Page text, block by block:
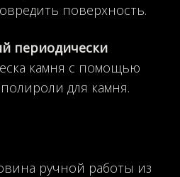
поверхность.
периодически
камня с помощью
для камня.
ручной работы из